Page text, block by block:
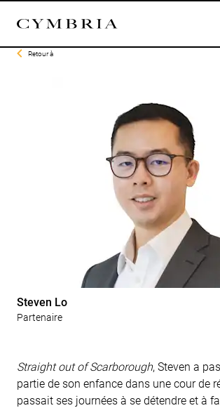
Retour à
Steven Lo
Partenaire
Straight out of Scarborough, Steven a
partie de son enfance dans une cour de
passait ses journées à se détendre et à